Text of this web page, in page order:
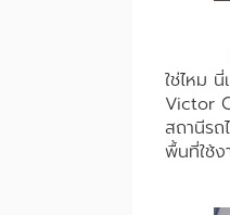
กำลัง
ใช่ไหม
Victor
สถานีร
พื้นที่ใช้